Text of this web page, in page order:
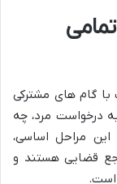
با گام های مشترکی
درخواست مرد، چه
مراحل اساسی،
قضایی هستند و
است.